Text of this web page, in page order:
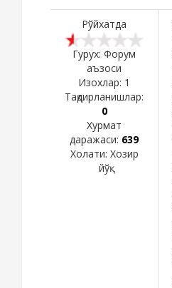
Рўйхатда
Гурух: Форум
аъзоси
Изохлар: 1
Тақдирланишлар:
0
Хурмат
даражаси: 639
Холати: Хозир
йўқ